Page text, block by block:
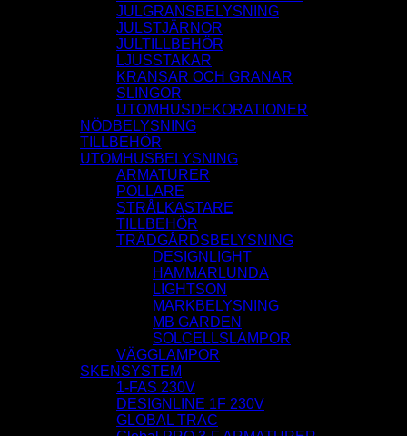
JULGRANSBELYSNING
JULSTJÄRNOR
JULTILLBEHÖR
LJUSSTAKAR
KRANSAR OCH GRANAR
SLINGOR
UTOMHUSDEKORATIONER
NÖDBELYSNING
TILLBEHÖR
UTOMHUSBELYSNING
ARMATURER
POLLARE
STRÅLKASTARE
TILLBEHÖR
TRÄDGÅRDSBELYSNING
DESIGNLIGHT
HAMMARLUNDA
LIGHTSON
MARKBELYSNING
MB GARDEN
SOLCELLSLAMPOR
VÄGGLAMPOR
SKENSYSTEM
1-FAS 230V
DESIGNLINE 1F 230V
GLOBAL TRAC